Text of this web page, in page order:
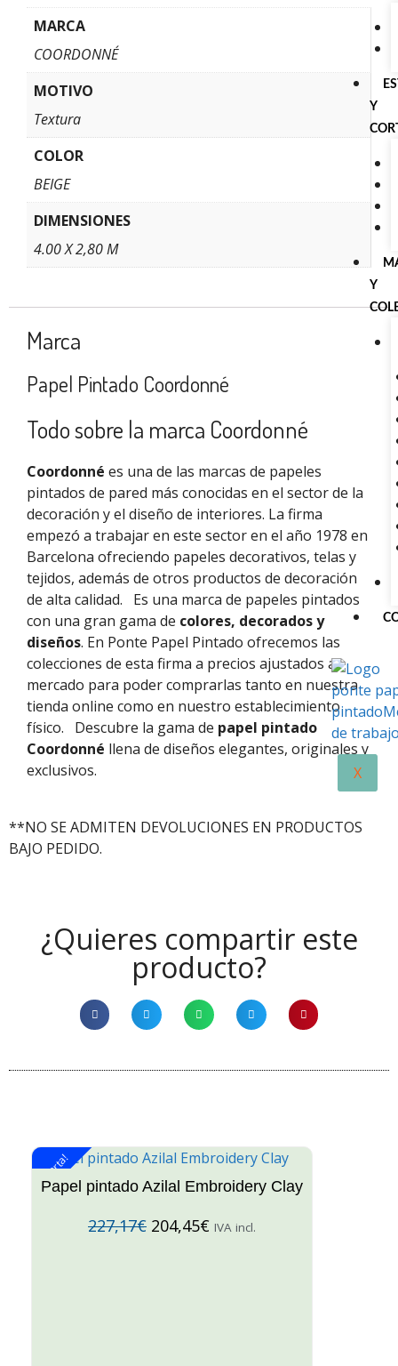
Y
Y
X
MARCA
COORDONNÉ
MOTIVO
Textura
COLOR
BEIGE
DIMENSIONES
4.00 X 2,80 M
Marca
Papel Pintado Coordonné
Todo sobre la marca Coordonné
Coordonné es una de las marcas de papeles
pintados de pared más conocidas en el sector de la
decoración y el diseño de interiores. La firma
empezó a trabajar en este sector en el año 1978 en
Barcelona ofreciendo papeles decorativos, telas y
tejidos, además de otros productos de decoración
de alta calidad.
Es una marca de papeles pintados
con una gran gama de colores, decorados y
diseños. En Ponte Papel Pintado ofrecemos las
colecciones de esta firma a precios ajustados al
mercado para poder comprarlas tanto en nuestra
tienda online como en nuestro establecimiento
físico.
Descubre la gama de papel pintado
Coordonné llena de diseños elegantes, originales y
exclusivos.
**NO SE ADMITEN DEVOLUCIONES EN PRODUCTOS
BAJO PEDIDO.
¿Quieres compartir este
producto?
¡Oferta!
Papel pintado Azilal Embroidery Clay
227,17€ 204,45€ IVA incl.